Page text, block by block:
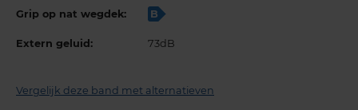
Grip op nat wegdek: B
Extern geluid: 73dB
Vergelijk deze band met alternatieven